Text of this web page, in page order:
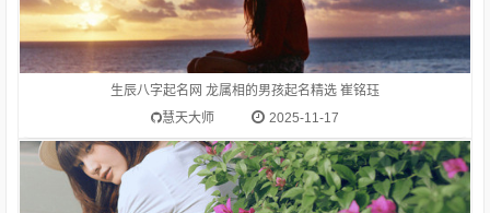
生辰八字起名网 龙属相的男孩起名精选 崔铭珏
慧天大师
2025-11-17
1.生肖龙(辰)的吉祥名字推荐-郑家腾郑家腾 为通过偏旁部首
【月】推荐而来生肖龙(辰)适合的偏旁部首为：水、金、玉、
白、赤、月、鱼、酉、人、氵、钅、亻姓氏郑的笔画数是 19字
解:郑（鄭）zhèng中国周代诸侯国名，在今河南省新郑县一带：
郑人买履（讽喻那些只相信教条，不顾客观实际的人）